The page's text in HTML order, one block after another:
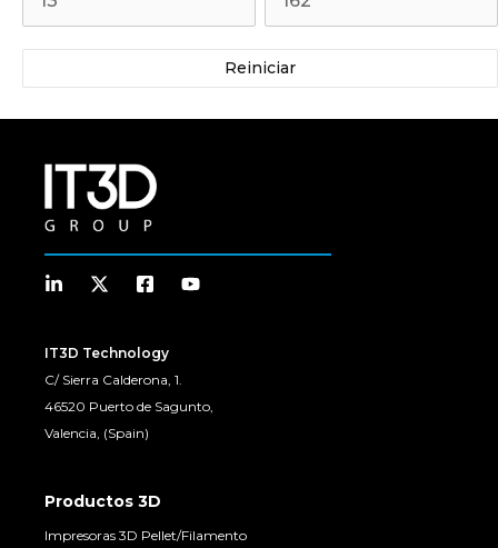
Reiniciar
IT3D Technology
C/ Sierra Calderona, 1.
46520 Puerto de Sagunto,
Valencia, (Spain)
Productos 3D
Impresoras 3D Pellet/Filamento